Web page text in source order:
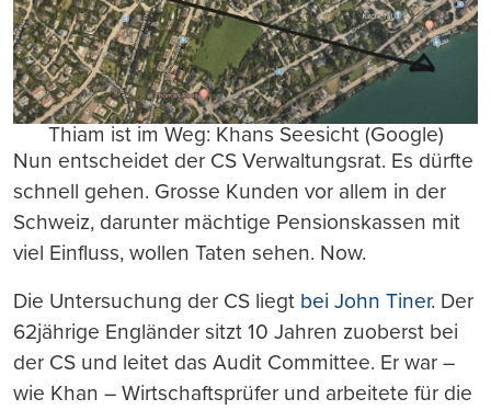
Thiam ist im Weg: Khans Seesicht (Google)
Nun entscheidet der CS Verwaltungsrat. Es dürfte
schnell gehen. Grosse Kunden vor allem in der
Schweiz, darunter mächtige Pensionskassen mit
viel Einfluss, wollen Taten sehen. Now.
Die Untersuchung der CS liegt bei John Tiner. Der
62jährige Engländer sitzt 10 Jahren zuoberst bei
der CS und leitet das Audit Committee. Er war –
wie Khan – Wirtschaftsprüfer und arbeitete für die